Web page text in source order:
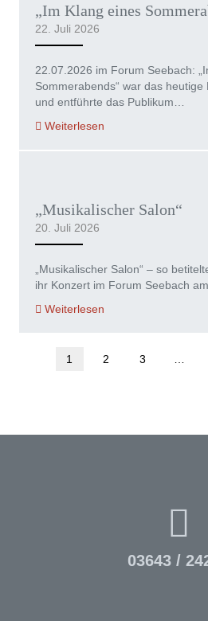
„Im Klang eines
22. Juli 2026
22.07.2026 im Forum Seebach:
Sommerabends“ war das
und entführte das Publikum…
Weiterlesen
„Musikalischer Salon“
20. Juli 2026
„Musikalischer Salon“ – so
ihr Konzert im Forum Seebach
Weiterlesen
1 2 3
03643 /